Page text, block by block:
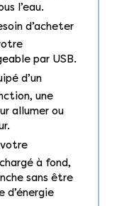
l’eau.
d’acheter
par USB.
d’un
une
allumer ou
à fond,
sans être
d’énergie